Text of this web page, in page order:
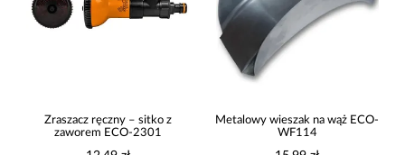
Zraszacz ręczny – sitko z
zaworem ECO-2301
Metalowy wieszak na wąż ECO-
WF114